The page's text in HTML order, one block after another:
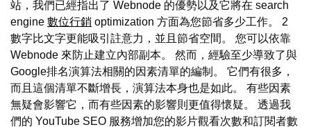
站，我們已經指出了 Webnode 的優勢以及它將在 search
engine 數位行銷 optimization 方面為您節省多少工作。 2
數字比文字更能吸引註意力，並且節省空間。 您可以依靠
Webnode 來防止建立內部副本。 然而，經驗至少導致了與
Google排名演算法相關的因素清單的編制。 它們有很多，
而且這個清單不斷增長，演算法本身也是如此。 有些因素
無疑會影響它，而有些因素的影響則更值得懷疑。 透過我
們的 YouTube SEO 服務增加您的影片觀看次數和訂閱者數